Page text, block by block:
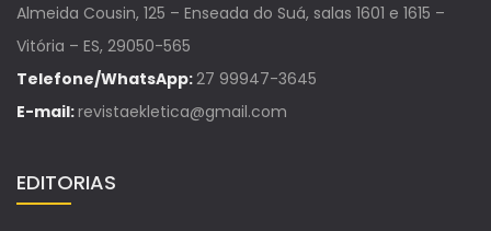
Almeida Cousin, 125 – Enseada do Suá, salas 1601 e 1615 –
Vitória – ES, 29050-565
Telefone/WhatsApp:27 99947-3645
E-mail:revistaekletica@gmail.com
EDITORIAS